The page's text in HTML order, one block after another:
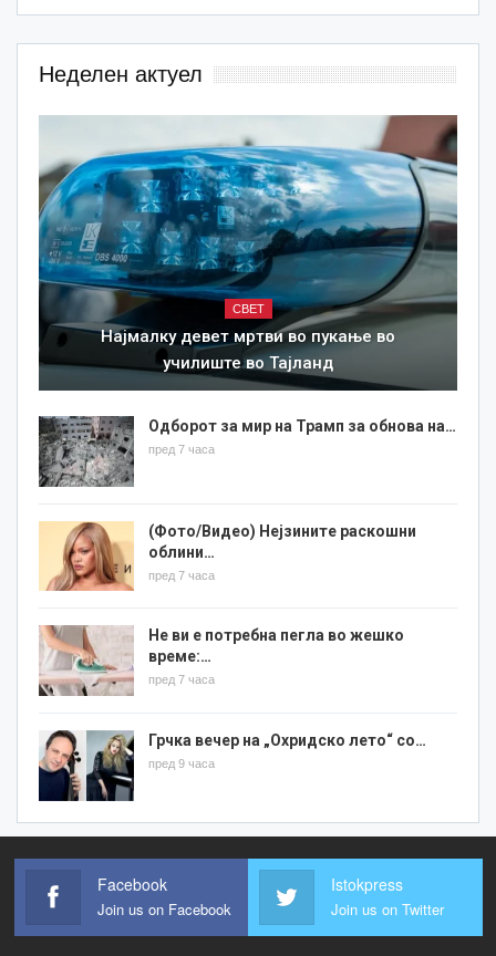
Неделен актуел
СВЕТ
Најмалку девет мртви во пукање во
училиште во Тајланд
Одборот за мир на Трамп за обнова на…
пред 7 часа
(Фото/Видео) Нејзините раскошни
облини…
пред 7 часа
Не ви е потребна пегла во жешко
време:…
пред 7 часа
Грчка вечер на „Охридско лето“ со…
пред 9 часа
Facebook
Join us on Facebook
Istokpress
Join us on Twitter